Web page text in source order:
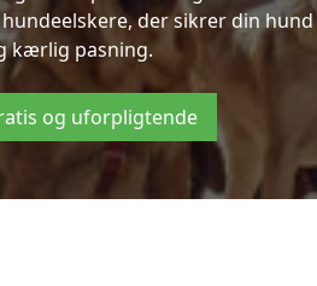
der sikrer din hund
kærlig pasning.
og uforpligtende